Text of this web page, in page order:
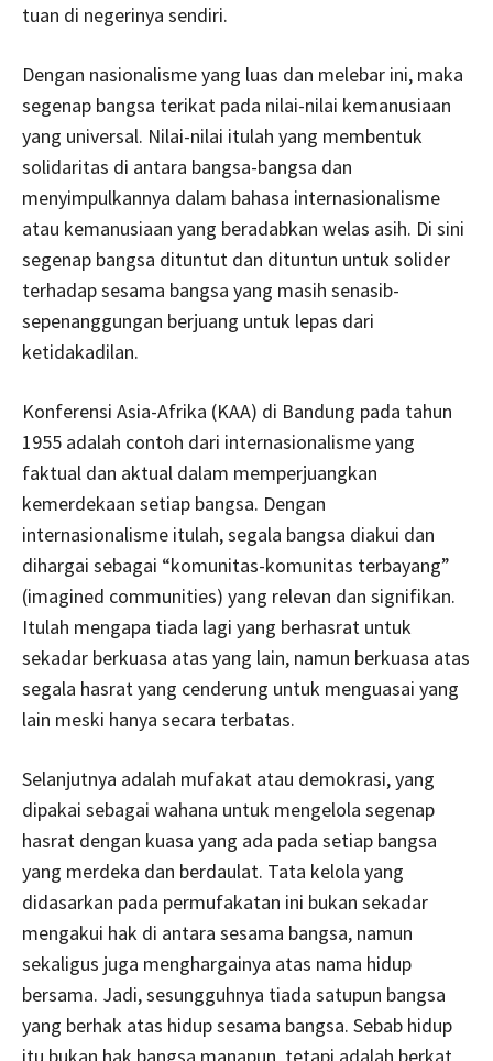
tuan di negerinya sendiri.
Dengan nasionalisme yang luas dan melebar ini, maka
segenap bangsa terikat pada nilai-nilai kemanusiaan
yang universal. Nilai-nilai itulah yang membentuk
solidaritas di antara bangsa-bangsa dan
menyimpulkannya dalam bahasa internasionalisme
atau kemanusiaan yang beradabkan welas asih. Di sini
segenap bangsa dituntut dan dituntun untuk solider
terhadap sesama bangsa yang masih senasib-
sepenanggungan berjuang untuk lepas dari
ketidakadilan.
Konferensi Asia-Afrika (KAA) di Bandung pada tahun
1955 adalah contoh dari internasionalisme yang
faktual dan aktual dalam memperjuangkan
kemerdekaan setiap bangsa. Dengan
internasionalisme itulah, segala bangsa diakui dan
dihargai sebagai “komunitas-komunitas terbayang”
(imagined communities) yang relevan dan signifikan.
Itulah mengapa tiada lagi yang berhasrat untuk
sekadar berkuasa atas yang lain, namun berkuasa atas
segala hasrat yang cenderung untuk menguasai yang
lain meski hanya secara terbatas.
Selanjutnya adalah mufakat atau demokrasi, yang
dipakai sebagai wahana untuk mengelola segenap
hasrat dengan kuasa yang ada pada setiap bangsa
yang merdeka dan berdaulat. Tata kelola yang
didasarkan pada permufakatan ini bukan sekadar
mengakui hak di antara sesama bangsa, namun
sekaligus juga menghargainya atas nama hidup
bersama. Jadi, sesungguhnya tiada satupun bangsa
yang berhak atas hidup sesama bangsa. Sebab hidup
itu bukan hak bangsa manapun, tetapi adalah berkat